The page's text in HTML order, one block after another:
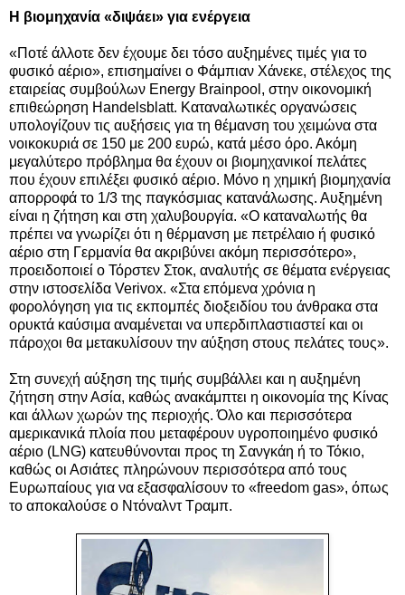
Η βιομηχανία «διψάει» για ενέργεια
«Ποτέ άλλοτε δεν έχουμε δει τόσο αυξημένες τιμές για το
φυσικό αέριο», επισημαίνει ο Φάμπιαν Χάνεκε, στέλεχος της
εταιρείας συμβούλων Energy Brainpool, στην οικονομική
επιθεώρηση Handelsblatt. Καταναλωτικές οργανώσεις
υπολογίζουν τις αυξήσεις για τη θέμανση του χειμώνα στα
νοικοκυριά σε 150 με 200 ευρώ, κατά μέσο όρο. Ακόμη
μεγαλύτερο πρόβλημα θα έχουν οι βιομηχανικοί πελάτες
που έχουν επιλέξει φυσικό αέριο. Μόνο η χημική βιομηχανία
απορροφά το 1/3 της παγκόσμιας κατανάλωσης. Αυξημένη
είναι η ζήτηση και στη χαλυβουργία. «Ο καταναλωτής θα
πρέπει να γνωρίζει ότι η θέρμανση με πετρέλαιο ή φυσικό
αέριο στη Γερμανία θα ακριβύνει ακόμη περισσότερο»,
προειδοποιεί ο Τόρστεν Στοκ, αναλυτής σε θέματα ενέργειας
στην ιστοσελίδα Verivox. «Στα επόμενα χρόνια η
φορολόγηση για τις εκπομπές διοξειδίου του άνθρακα στα
ορυκτά καύσιμα αναμένεται να υπερδιπλαστιαστεί και οι
πάροχοι θα μετακυλίσουν την αύξηση στους πελάτες τους».
Στη συνεχή αύξηση της τιμής συμβάλλει και η αυξημένη
ζήτηση στην Ασία, καθώς ανακάμπτει η οικονομία της Κίνας
και άλλων χωρών της περιοχής. Όλο και περισσότερα
αμερικανικά πλοία που μεταφέρουν υγροποιημένο φυσικό
αέριο (LNG) κατευθύνονται προς τη Σανγκάη ή το Τόκιο,
καθώς οι Ασιάτες πληρώνουν περισσότερα από τους
Ευρωπαίους για να εξασφαλίσουν το «freedom gas», όπως
το αποκαλούσε ο Ντόναλντ Τραμπ.